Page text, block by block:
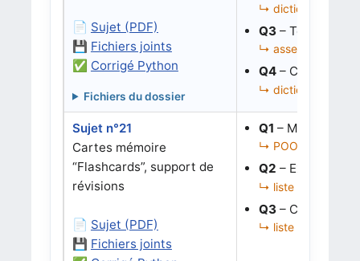
📄 Sujet (PDF)
💾 Fichiers joints
✅ Corrigé Python
Fichiers du dossier
↳ dictionnaire de
Q3 – Tester une
↳ assertions,
Q4 – Corriger le
↳ dictionnaires,
Sujet n°21
Cartes mémoire
“Flashcards”, support de
révisions
📄 Sujet (PDF)
💾 Fichiers joints
Q1 – Mettre à
↳ POO, dates,
Q2 – Extraire
↳ liste d’objets,
Q3 – Corriger
↳ liste d’objets,